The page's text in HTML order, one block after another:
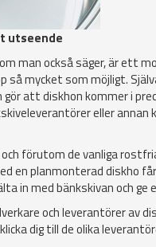
utseende
man också säger, är ett
så mycket som möjligt.
att diskhon kommer i
eller annan
förutom de vanliga
en planmonterad diskho
in med bänkskivan och
och leverantörer av
dig till de olika